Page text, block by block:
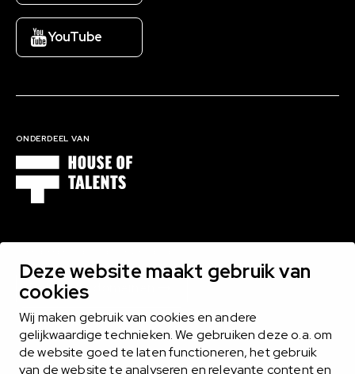
Deze website maakt gebruik van
cookies
Wij maken gebruik van cookies en andere
gelijkwaardige technieken. We gebruiken deze o.a. om
de website goed te laten functioneren, het gebruik
van de website te analyseren en relevante content en
YouTube
ONDERDEEL VAN
Bekijk alle domeinen
MIDLANCEN